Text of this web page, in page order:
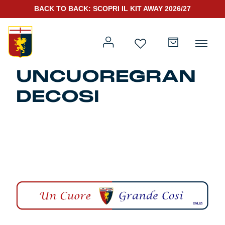
Kit Gara 25/26
BACK TO BACK: SCOPRI IL KIT AWAY 2026/27
UNCUOREGRAN
DECOSI